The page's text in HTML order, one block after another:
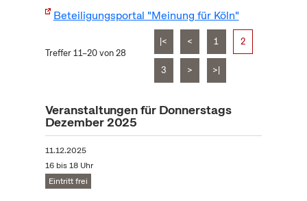
Beteiligungsportal "Meinung für Köln"
Treffer 11–20 von 28
|< < 1 2
3 > >|
Veranstaltungen für Donnerstags
Dezember 2025
11.12.2025
16 bis 18 Uhr
Eintritt frei